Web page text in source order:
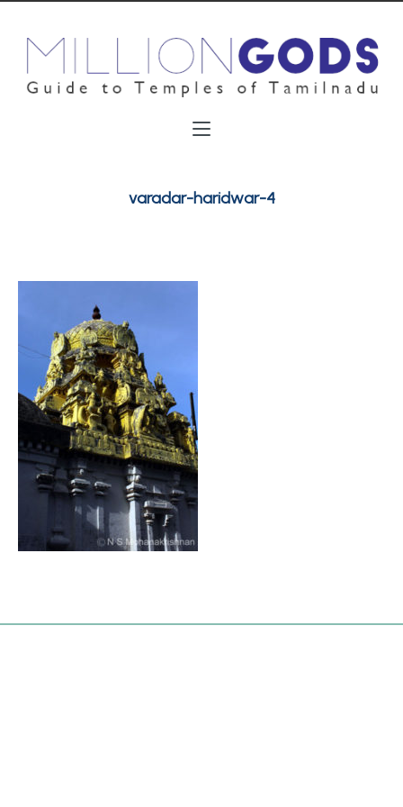
varadar-haridwar-4